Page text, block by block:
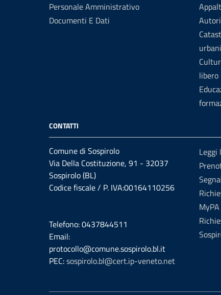
Personale Amministrativo
Documenti E Dati
libero
CONTATTI
Comune di Sospirolo
Via Della Costituzione, 91 - 32037
Sospirolo (BL)
Codice fiscale / P. IVA:00164110256
Telefono: 0437844511
Email:
protocollo@comune.sospirolo.bl.it
PEC:sospirolo.bl@cert.ip-veneto.net
Leggi